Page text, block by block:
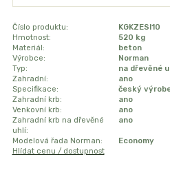
Číslo produktu:
KGKZESI10
Hmotnost:
520 kg
Materiál:
beton
Výrobce:
Norman
Typ:
na dřevěné
Zahradní:
ano
Specifikace:
český
Zahradní krb:
ano
Venkovní krb:
ano
Zahradní krb na dřevěné
uhlí:
ano
Modelová řada Norman:
Economy
Hlídat cenu / dostupnost